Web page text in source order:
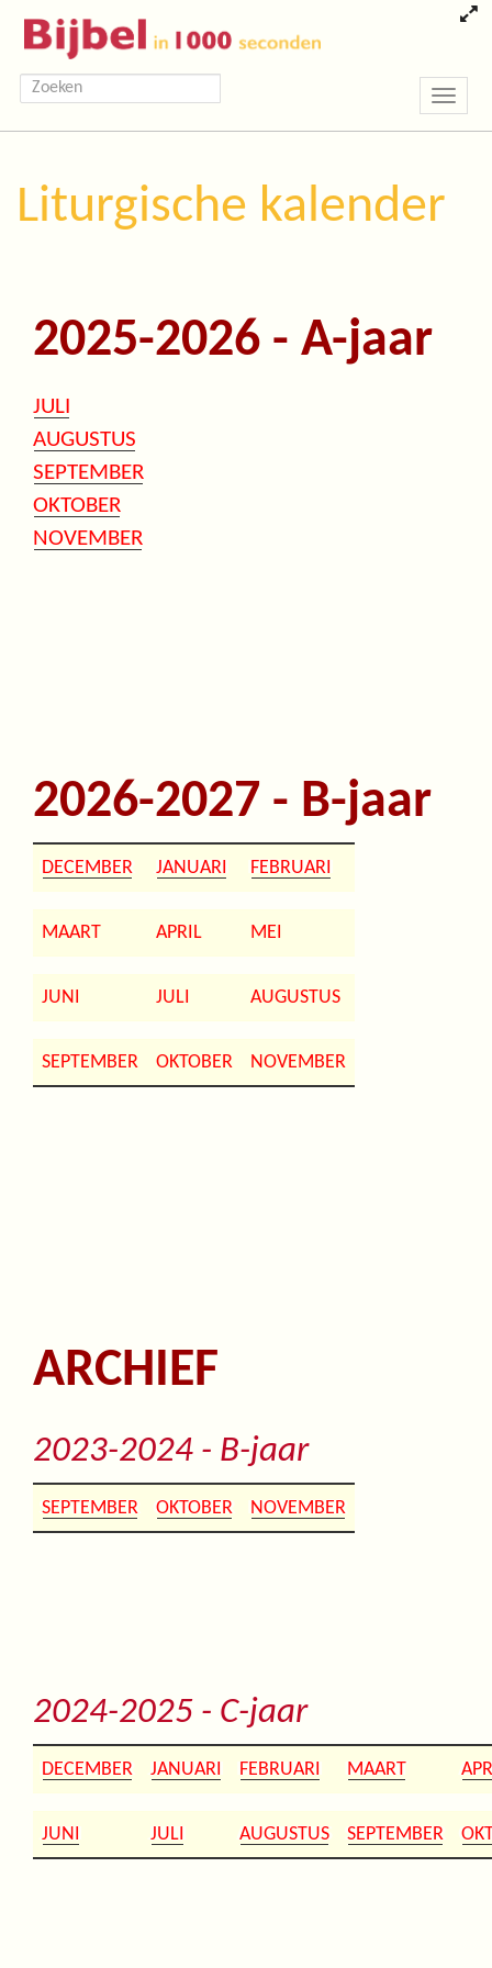
Toggle
Liturgische kalender
2025-2026 - A-jaar
JULI
AUGUSTUS
SEPTEMBER
OKTOBER
NOVEMBER
2026-2027 - B-jaar
DECEMBER JANUARI FEBRUARI
MAART APRIL MEI
JUNI JULI AUGUSTUS
SEPTEMBER OKTOBER NOVEMBER
ARCHIEF
2023-2024 - B-jaar
SEPTEMBER OKTOBER NOVEMBER
2024-2025 - C-jaar
DECEMBER JANUARI FEBRUARI MAART
JUNI JULI AUGUSTUS SEPTEMBER